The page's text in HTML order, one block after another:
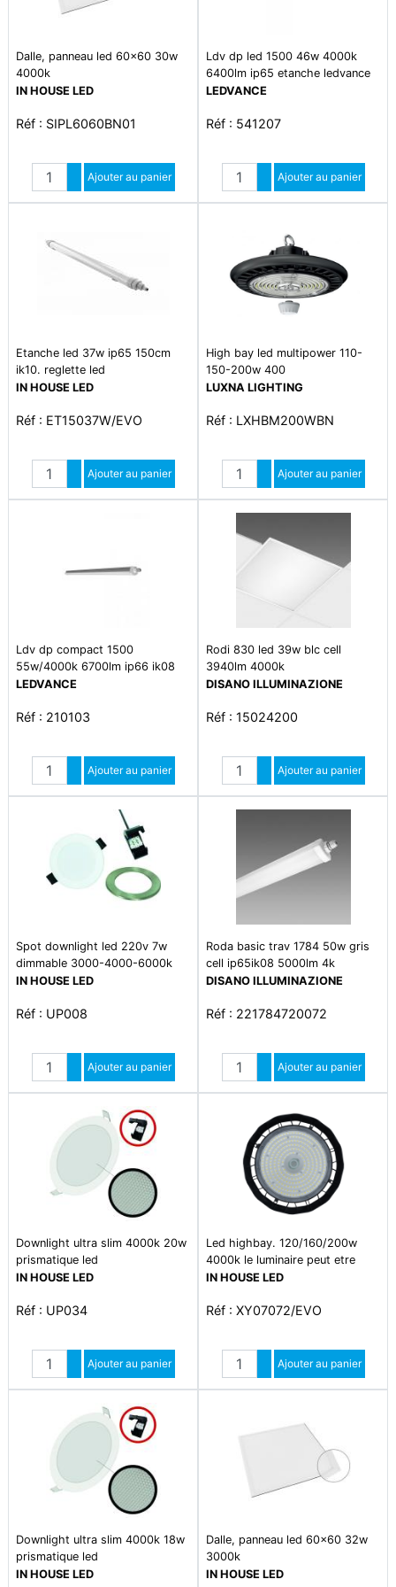
Dalle, panneau led 60x60 30w
4000k
IN HOUSE LED
Réf : SIPL6060BN01
Quantité
Augmenter quantité
Diminuer quantité
Ajouter au panier
Ldv dp led 1500 46w 4000k
6400lm ip65 etanche ledvance
LEDVANCE
Réf : 541207
Quantité
Augmenter quantité
Diminuer quantité
Ajouter au panier
Etanche led 37w ip65 150cm
ik10. reglette led
IN HOUSE LED
Réf : ET15037W/EVO
Quantité
Augmenter quantité
Diminuer quantité
Ajouter au panier
High bay led multipower 110-
150-200w 400
LUXNA LIGHTING
Réf : LXHBM200WBN
Quantité
Augmenter quantité
Diminuer quantité
Ajouter au panier
Ldv dp compact 1500
55w/4000k 6700lm ip66 ik08
etanche compact ledvance
LEDVANCE
Réf : 210103
Quantité
Augmenter quantité
Diminuer quantité
Ajouter au panier
Rodi 830 led 39w blc cell
3940lm 4000k
DISANO ILLUMINAZIONE
Réf : 15024200
Quantité
Augmenter quantité
Diminuer quantité
Ajouter au panier
Spot downlight led 220v 7w
dimmable 3000-4000-6000k
IN HOUSE LED
Réf : UP008
Quantité
Augmenter quantité
Diminuer quantité
Ajouter au panier
Roda basic trav 1784 50w gris
cell ip65ik08 5000lm 4k
DISANO ILLUMINAZIONE
Réf : 221784720072
Quantité
Augmenter quantité
Diminuer quantité
Ajouter au panier
Downlight ultra slim 4000k 20w
prismatique led
IN HOUSE LED
Réf : UP034
Quantité
Augmenter quantité
Diminuer quantité
Ajouter au panier
Led highbay. 120/160/200w
4000k le luminaire peut etre
suspendu avec son crochet.
IN HOUSE LED
Réf : XY07072/EVO
Quantité
Augmenter quantité
Diminuer quantité
Ajouter au panier
Downlight ultra slim 4000k 18w
prismatique led
IN HOUSE LED
Dalle, panneau led 60x60 32w
3000k
IN HOUSE LED